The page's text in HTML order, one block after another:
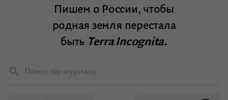
Пишем о России, чтобы
родная земля перестала
быть Terra Incognita.
Поиск по журналу